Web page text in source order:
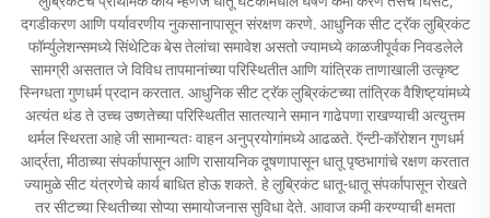
दगडीकरण आणि पर्यावरणीय नुकसानापासून संरक्षण करणे. आधुनिक सीट ट्रॅक लुब्रिकंट
फॉर्म्युलेशन्समध्ये सिंथेटिक बेस तेलांचा समावेश असतो ज्यामध्ये काळजीपूर्वक निवडलेले
सामग्री असतात जे विविध तापमानांच्या परिस्थितीत आणि यांत्रिक ताणाखाली उत्कृष्ट
स्निग्धता गुणधर्म प्रदान करतात. आधुनिक सीट ट्रॅक लुब्रिकंटच्या तांत्रिक वैशिष्ट्यांमध्ये
अत्यंत थंड ते उच्च उष्णतेच्या परिस्थितीत सातत्याने समान गाढेपणा राखण्याची अत्युत्तम
थर्मल स्थिरता आहे जी सामान्यतः वाहन अनुप्रयोगांमध्ये आढळते. ऍन्टी-कॉरोशन गुणधर्म
आर्द्रता, मीठाच्या संपर्कापासून आणि रासायनिक दूषणापासून धातू पृष्ठभागांचे रक्षण करतात
ज्यामुळे सीट यंत्रणेचे कार्य बाधित होऊ शकते. हे लुब्रिकंट धातू-धातू संपर्कापासून रोखते
तर सीटच्या स्थितीच्या सोप्या समायोजनास सुविधा देते. आवाज कमी करण्याची क्षमता